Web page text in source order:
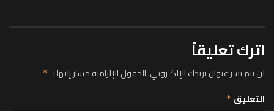
اترك تعليقاً
لن يتم نشر عنوان بريدك الإلكتروني.الحقول الإلزامية مشار إليها بـ*
التعليق *